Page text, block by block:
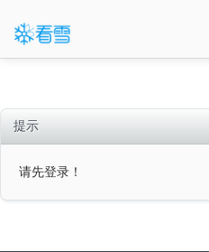
提示
请先登录！